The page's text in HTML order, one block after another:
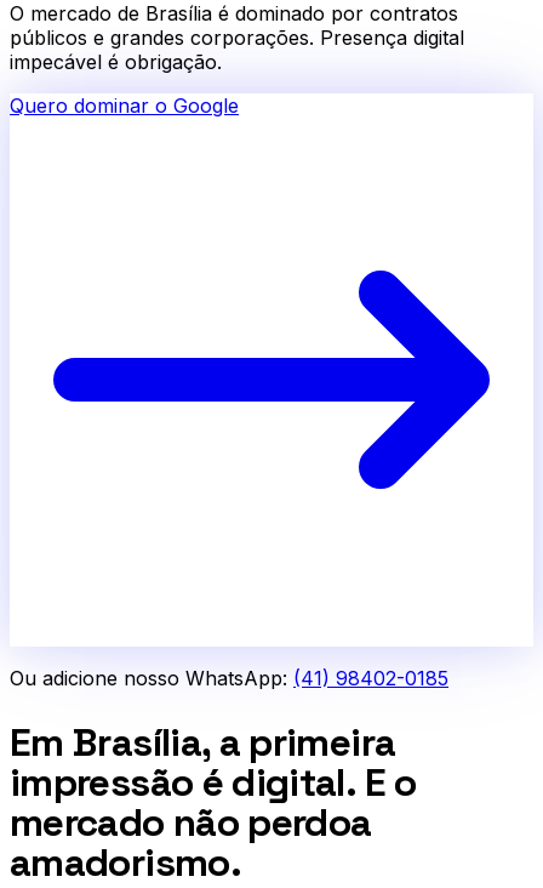
O mercado de Brasília é dominado por contratos
públicos e grandes corporações. Presença digital
impecável é obrigação.
Quero dominar o Google
Ou adicione nosso WhatsApp: (41) 98402-0185
Em Brasília, a primeira
impressão é digital. E o
mercado não perdoa
amadorismo.